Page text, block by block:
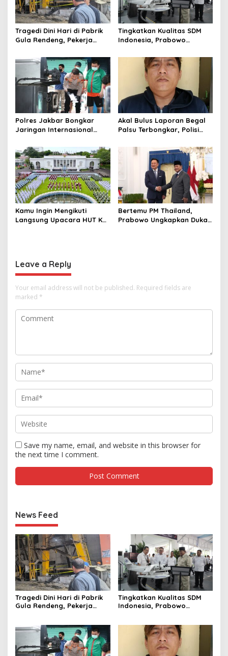
Tragedi Dini Hari di Pabrik
Gula Rendeng, Pekerja
Pengangkat Tebu
Tingkatkan Kualitas SDM
Indonesia, Prabowo
hingga Undang Universitas
Terbaik Dunia
Polres Jakbar Bongkar
Jaringan Internasional
Narkoba, 7 Tersangka
Diringkus dan Barang Bukti
1,1 Ton Rp119 Miliar
Dimusnahkan
Akal Bulus Laporan Begal
Palsu Terbongkar, Polisi
Perusahaan untuk Crypto
Kamu Ingin Mengikuti
Langsung Upacara HUT Ke-
Bertemu PM Thailand,
Prabowo Ungkapkan Duka
Leave a Reply
Your email address will not be published. Required fields are
marked *
Save my name, email, and website in this browser for
the next time I comment.
News Feed
Tragedi Dini Hari di Pabrik
Gula Rendeng, Pekerja
Tingkatkan Kualitas SDM
Indonesia, Prabowo
Terbaik Dunia